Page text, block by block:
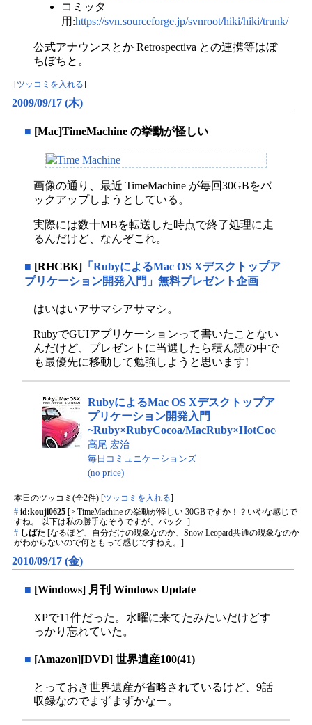
コミッタ
用:https://svn.sourceforge.jp/svnroot/hiki/hiki/trunk/
公式アナウンスとか Retrospectiva との連携等はぼ
ちぼちと。
[ツッコミを入れる]
2009/09/17 (木)
■ [Mac]TimeMachine の挙動が怪しい
画像の通り、最近 TimeMachine が毎回30GBをバ
ックアップしようとしている。
実際には数十MBを転送した時点で終了処理に走
るんだけど、なんぞこれ。
■ [RHCBK] 「RubyによるMac OS Xデスクトップア
プリケーション開発入門」無料プレゼント企画
はいはいアサマシアサマシ。
RubyでGUIアプリケーションって書いたことない
んだけど、プレゼントに当選したら積ん読の中で
も最優先に移動して勉強しようと思います!
RubyによるMac OS Xデスクトップア
プリケーション開発入門
~Ruby×RubyCocoa/MacRuby×HotCocoa~
高尾 宏治
毎日コミュニケーションズ
(no price)
本日のツッコミ(全2件) [ツッコミを入れる]
# id:kouji0625 [> TimeMachine の挙動が怪しい 30GBですか！？いやな感じで
すね。 以下は私の勝手なそうですが、バック..]
# しばた [なるほど、自分だけの現象なのか、Snow Leopard共通の現象なのか
がわからないので何ともって感じですねえ。]
2010/09/17 (金)
■ [Windows] 月刊 Windows Update
XPで11件だった。水曜に来てたみたいだけどす
っかり忘れていた。
■ [Amazon][DVD] 世界遺産100(41)
とっておき世界遺産が省略されているけど、9話
収録なのでまずまずかなー。